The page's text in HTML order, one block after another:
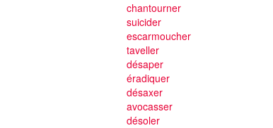
chantourner
suicider
escarmoucher
taveller
désaper
éradiquer
désaxer
avocasser
désoler